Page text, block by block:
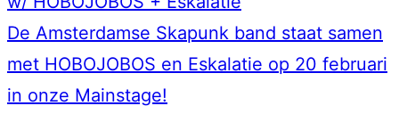
De Amsterdamse Skapunk band staat samen
met HOBOJOBOS en Eskalatie op 20 februari
in onze Mainstage!